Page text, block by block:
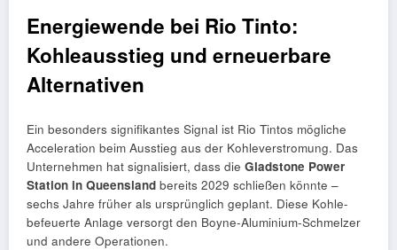
Energiewende bei Rio Tinto:
Kohleausstieg und erneuerbare
Alternativen
Ein besonders signifikantes Signal ist Rio Tintos mögliche
Acceleration beim Ausstieg aus der Kohleverstromung. Das
Unternehmen hat signalisiert, dass die Gladstone Power
Station in Queensland bereits 2029 schließen könnte –
sechs Jahre früher als ursprünglich geplant. Diese Kohle-
befeuerte Anlage versorgt den Boyne-Aluminium-Schmelzer
und andere Operationen.